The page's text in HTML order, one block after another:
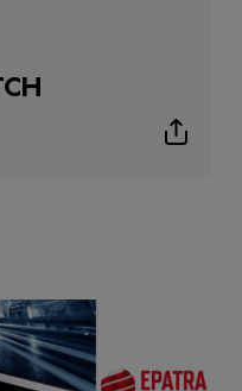
Show